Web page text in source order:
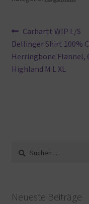
Vorheriger
Beitrag:
Carhartt WIP L/S
Dellinger Shirt 100%
Herringbone Flannel,
Highland M L XL
Suche
nach:
Neueste Beiträge